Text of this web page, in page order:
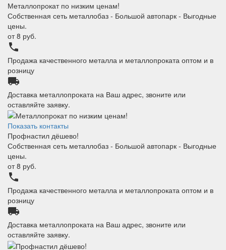
Металлопрокат по низким ценам!
Собственная сеть металлобаз - Большой автопарк - Выгодные
цены.
от8 руб.
phone
Продажа качественного металла и металлопроката оптом и в
розницу
local_shipping
Доставка металлопроката на Ваш адрес, звоните или
оставляйте заявку.
Показать контакты
Профнастил дёшево!
Собственная сеть металлобаз - Большой автопарк - Выгодные
цены.
от8 руб.
phone
Продажа качественного металла и металлопроката оптом и в
розницу
local_shipping
Доставка металлопроката на Ваш адрес, звоните или
оставляйте заявку.